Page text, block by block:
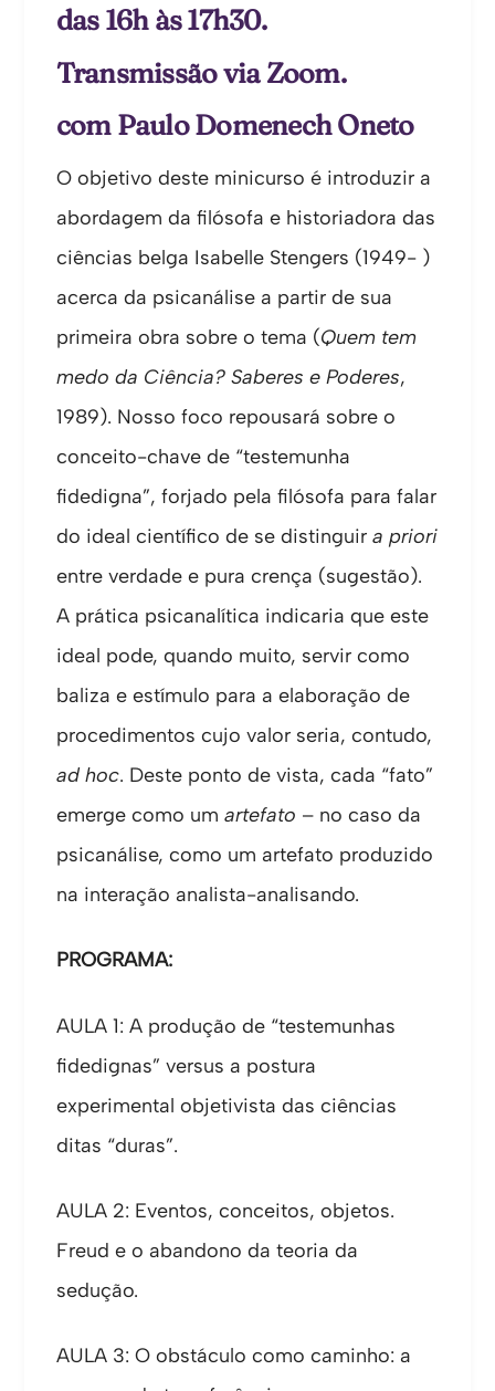
das 16h às 17h30.
Transmissão via Zoom.
com Paulo Domenech Oneto
O objetivo deste minicurso é introduzir a
abordagem da filósofa e historiadora das
ciências belga Isabelle Stengers (1949- )
acerca da psicanálise a partir de sua
primeira obra sobre o tema (Quem tem
medo da Ciência? Saberes e Poderes,
1989). Nosso foco repousará sobre o
conceito-chave de “testemunha
fidedigna”, forjado pela filósofa para falar
do ideal científico de se distinguir a priori
entre verdade e pura crença (sugestão).
A prática psicanalítica indicaria que este
ideal pode, quando muito, servir como
baliza e estímulo para a elaboração de
procedimentos cujo valor seria, contudo,
ad hoc. Deste ponto de vista, cada “fato”
emerge como um artefato – no caso da
psicanálise, como um artefato produzido
na interação analista-analisando.
PROGRAMA:
AULA 1: A produção de “testemunhas
fidedignas” versus a postura
experimental objetivista das ciências
ditas “duras”.
AULA 2: Eventos, conceitos, objetos.
Freud e o abandono da teoria da
sedução.
AULA 3: O obstáculo como caminho: a